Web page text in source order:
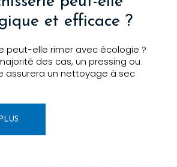
et efficace ?
peut-elle rimer avec écologie ?
des cas, un pressing ou
assurera un nettoyage à sec